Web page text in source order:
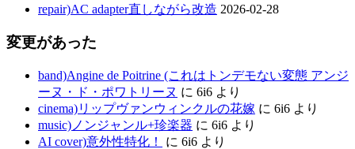
repair)AC adapter直しながら改造 2026-02-28
変更があった
band)Angine de Poitrine (これはトンデモない変態 アンジ
ーヌ・ド・ポワトリーヌ に 6i6 より
cinema)リップヴァンウィンクルの花嫁 に 6i6 より
music)ノンジャンル+珍楽器 に 6i6 より
AI cover)意外性特化！
に 6i6 より